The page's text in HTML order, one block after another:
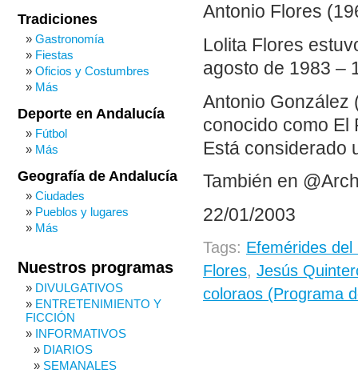
Antonio Flores
Lolita Flores
agosto de 1983 –
Antonio González
conocido como El
Está considerado
También en
22/01/2003
Tags: Efemérides
Flores, Jesús
coloraos (Programa
Tradiciones
Gastronomía
Fiestas
Oficios y Costumbres
Más
Deporte en Andalucía
Fútbol
Más
Geografía de Andalucía
Ciudades
Pueblos y lugares
Más
Nuestros programas
DIVULGATIVOS
ENTRETENIMIENTO Y
FICCIÓN
INFORMATIVOS
DIARIOS
SEMANALES